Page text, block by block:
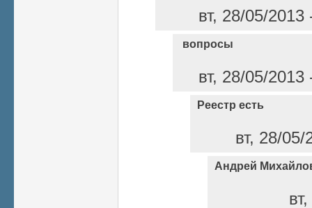
вт, 28/05/
вопросы
вт, 28/05/
Реестр есть
вт, 28/
Андрей